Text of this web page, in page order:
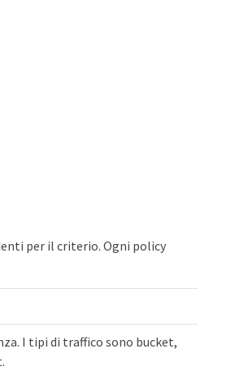
per il criterio. Ogni policy
I tipi di traffico sono bucket,